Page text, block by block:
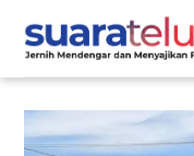
content